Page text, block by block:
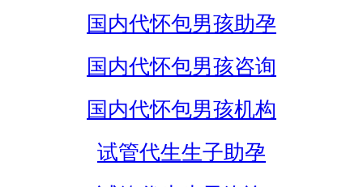
国内代怀包男孩助孕
国内代怀包男孩咨询
国内代怀包男孩机构
试管代生生子助孕